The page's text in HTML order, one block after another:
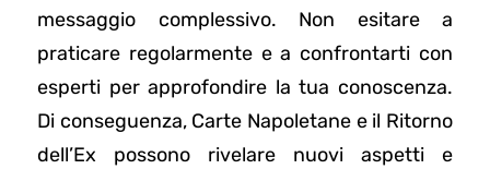
messaggio complessivo. Non esitare a
praticare regolarmente e a confrontarti con
esperti per approfondire la tua conoscenza.
Di conseguenza, Carte Napoletane e il Ritorno
dell’Ex possono rivelare nuovi aspetti e